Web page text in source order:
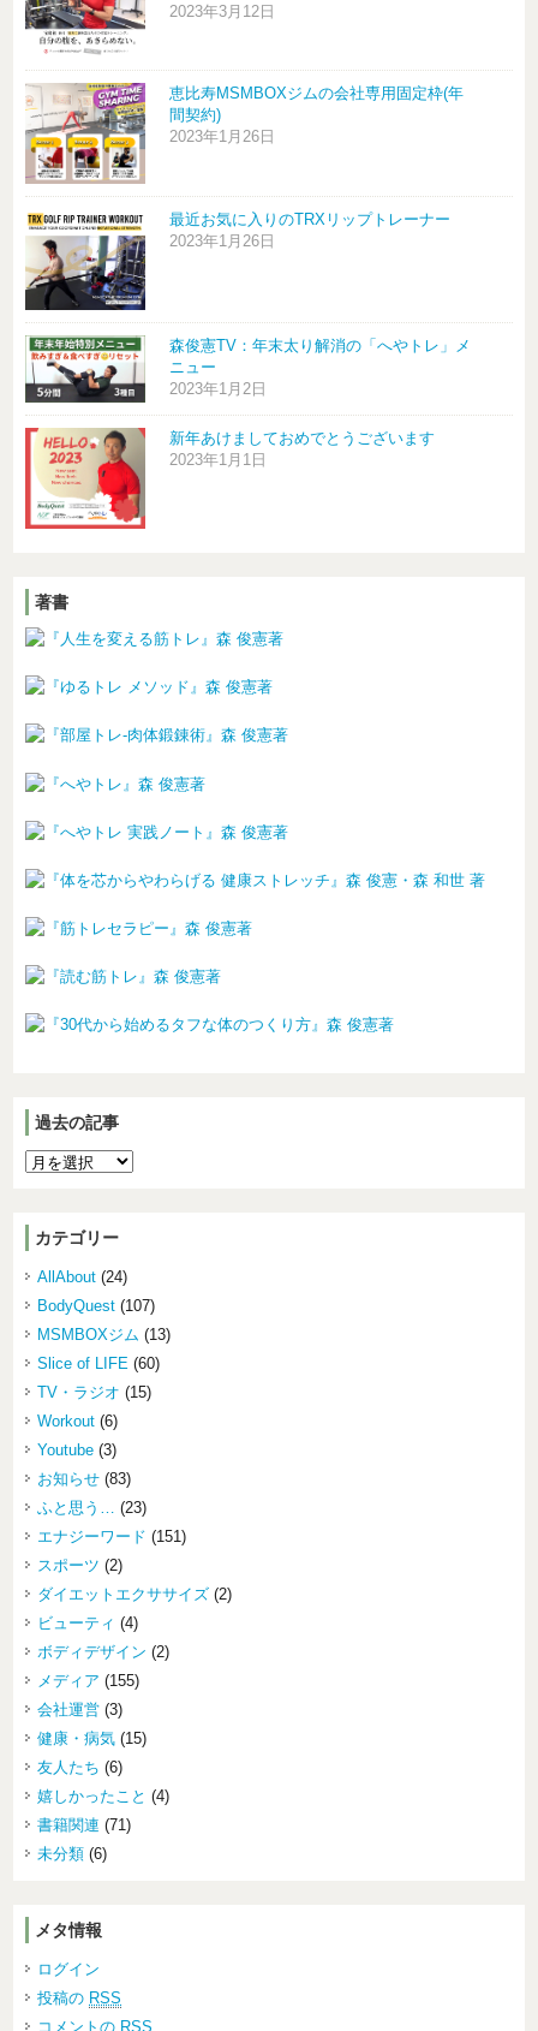
2023年3月12日
恵比寿MSMBOXジムの会社専用固定枠(年
間契約)
2023年1月26日
最近お気に入りのTRXリップトレーナー
2023年1月26日
森俊憲TV：年末太り解消の「へやトレ」メ
ニュー
2023年1月2日
新年あけましておめでとうございます
2023年1月1日
著書
過去の記事
カテゴリー
AllAbout (24)
BodyQuest (107)
MSMBOXジム (13)
Slice of LIFE (60)
TV・ラジオ (15)
Workout (6)
Youtube (3)
お知らせ (83)
ふと思う… (23)
エナジーワード (151)
スポーツ (2)
ダイエットエクササイズ (2)
ビューティ (4)
ボディデザイン (2)
メディア (155)
会社運営 (3)
健康・病気 (15)
友人たち (6)
嬉しかったこと (4)
書籍関連 (71)
未分類 (6)
メタ情報
ログイン
投稿の RSS
コメントの RSS